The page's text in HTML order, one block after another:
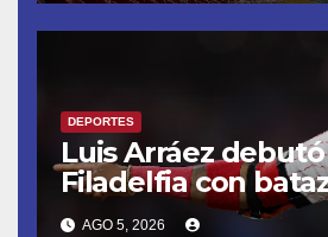
DEPORTES
Luis Arráez
Filadelfia con
que dieron la
AGO 5, 2026